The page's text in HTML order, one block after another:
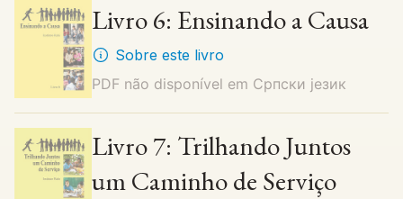
Livro 6: Ensinando a Causa
Sobre este livro
PDF não disponível em Cрпски језик
Livro 7: Trilhando Juntos
um Caminho de Serviço